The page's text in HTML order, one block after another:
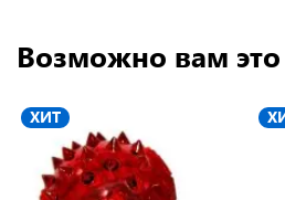
Возможно вам это
ХИТ